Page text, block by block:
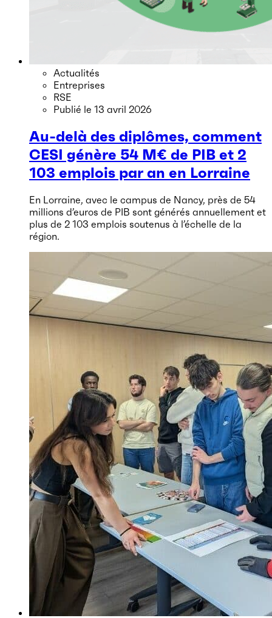
Actualités
Entreprises
RSE
Publié le 13 avril 2026
Au-delà des diplômes, comment
CESI génère 54 M€ de PIB et 2
103 emplois par an en Lorraine
En Lorraine, avec le campus de Nancy, près de 54
millions d’euros de PIB sont générés annuellement et
plus de 2 103 emplois soutenus à l’échelle de la
région.